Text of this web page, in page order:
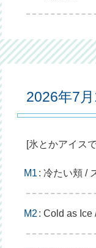
2026年7
[氷とかアイス
M1 : 冷たい頬 /
M2 : Cold as Ice